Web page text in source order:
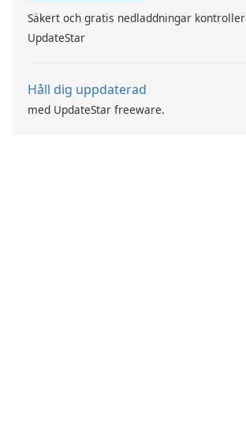
Säkert och gratis nedladdningar
UpdateStar
Håll dig uppdaterad
med UpdateStar freeware.